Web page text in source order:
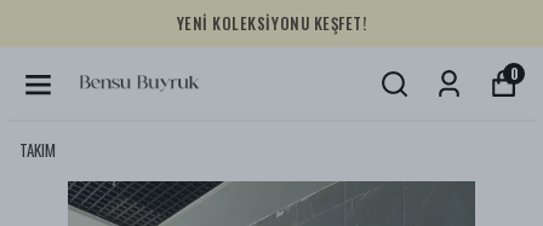
YENİ KOLEKSİYONU KEŞFET!
0
TAKIM